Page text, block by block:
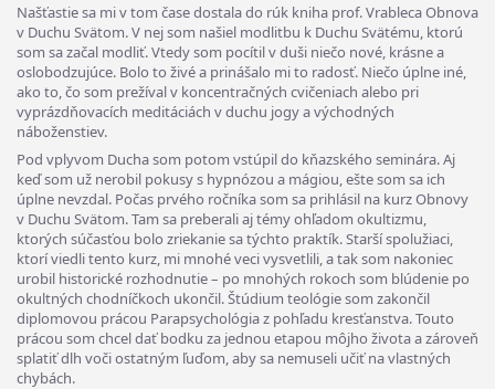
Našťastie sa mi v tom čase dostala do rúk kniha prof. Vrableca Obnova
v Duchu Svätom. V nej som našiel modlitbu k Duchu Svätému, ktorú
som sa začal modliť. Vtedy som pocítil v duši niečo nové, krásne a
oslobodzujúce. Bolo to živé a prinášalo mi to radosť. Niečo úplne iné,
ako to, čo som prežíval v koncentračných cvičeniach alebo pri
vyprázdňovacích meditáciách v duchu jogy a východných
náboženstiev.
Pod vplyvom Ducha som potom vstúpil do kňazského seminára. Aj
keď som už nerobil pokusy s hypnózou a mágiou, ešte som sa ich
úplne nevzdal. Počas prvého ročníka som sa prihlásil na kurz Obnovy
v Duchu Svätom. Tam sa preberali aj témy ohľadom okultizmu,
ktorých súčasťou bolo zriekanie sa týchto praktík. Starší spolužiaci,
ktorí viedli tento kurz, mi mnohé veci vysvetlili, a tak som nakoniec
urobil historické rozhodnutie – po mnohých rokoch som blúdenie po
okultných chodníčkoch ukončil. Štúdium teológie som zakončil
diplomovou prácou Parapsychológia z pohľadu kresťanstva. Touto
prácou som chcel dať bodku za jednou etapou môjho života a zároveň
splatiť dlh voči ostatným ľuďom, aby sa nemuseli učiť na vlastných
chybách.